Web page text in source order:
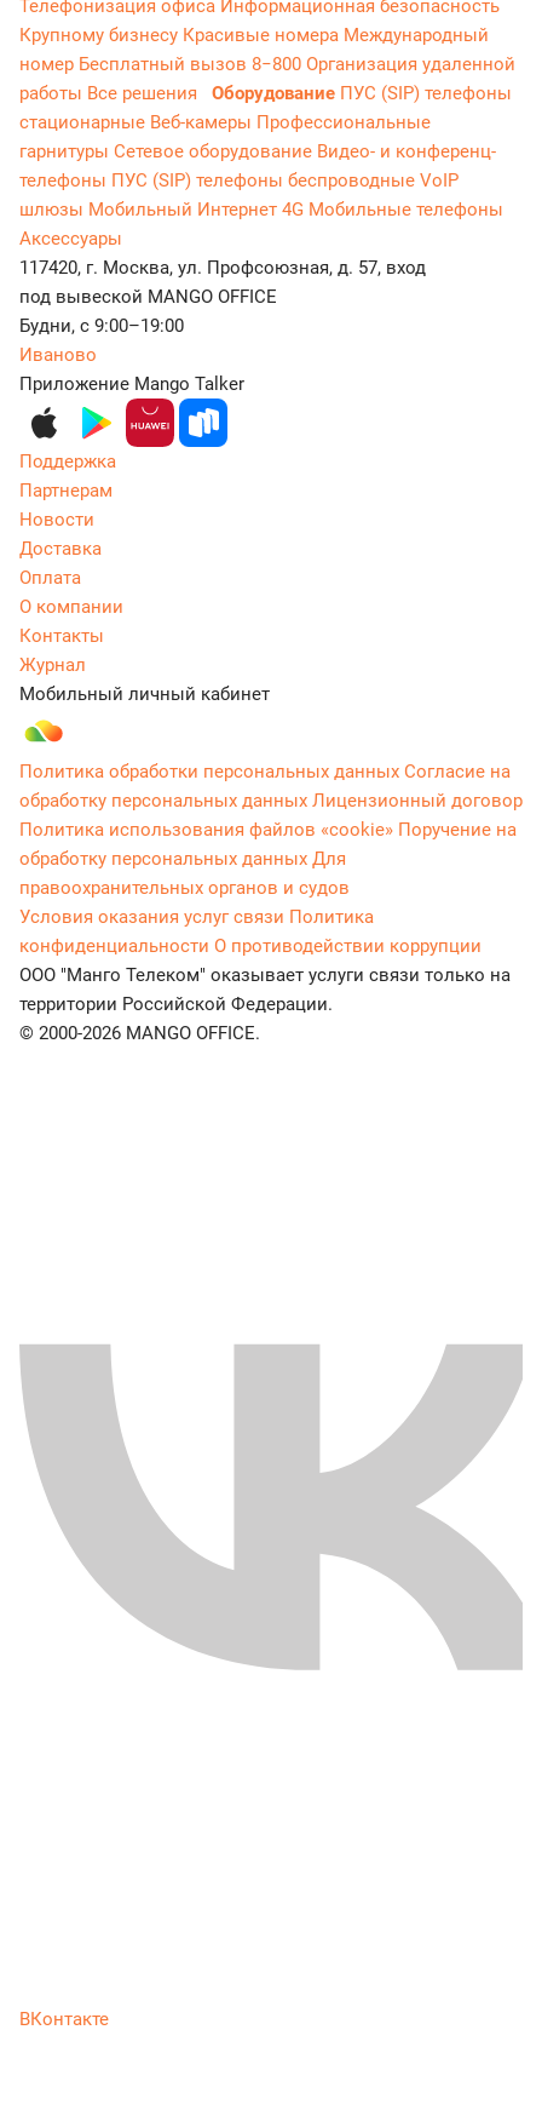
Телефонизация офиса Информационная безопасность
Крупному бизнесу Красивые номера Международный
номер Бесплатный вызов 8−800 Организация удаленной
работы Все решения Оборудование ПУС (SIP) телефоны
стационарные Веб-камеры Профессиональные
гарнитуры Сетевое оборудование Видео- и конференц-
телефоны ПУС (SIP) телефоны беспроводные VoIP
шлюзы Мобильный Интернет 4G Мобильные телефоны
Аксессуары
117420, г. Москва, ул. Профсоюзная, д. 57, вход
под вывеской MANGO OFFICE
Будни, с 9:00–19:00
Иваново
Приложение Mango Talker
Поддержка
Партнерам
Новости
Доставка
Оплата
О компании
Контакты
Журнал
Мобильный личный кабинет
Политика обработки персональных данных Согласие на
обработку персональных данных Лицензионный договор
Политика использования файлов «cookie» Поручение на
обработку персональных данных Для
правоохранительных органов и судов
Условия оказания услуг связи Политика
конфиденциальности О противодействии коррупции
ООО "Манго Телеком" оказывает услуги связи только на
территории Российской Федерации.
© 2000-2026 MANGO OFFICE.
ВКонтакте